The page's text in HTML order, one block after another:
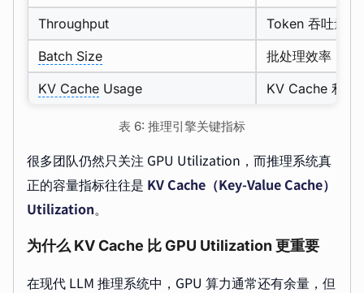
Throughput
Token 吞吐量
Batch Size
批处理效率
KV Cache Usage KV Cache 利用
表 6: 推理引擎关键指标
很多团队仍然只关注 GPU Utilization，而推理系统真
正的容量指标往往是 KV Cache（Key-Value Cache）
Utilization。
为什么 KV Cache 比 GPU Utilization 更重要
在现代 LLM 推理系统中，GPU 算力通常还有余量，但